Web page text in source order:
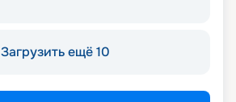
Загрузить ещё 10